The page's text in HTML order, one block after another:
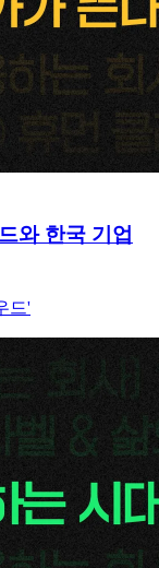
와 한국 기업
드'